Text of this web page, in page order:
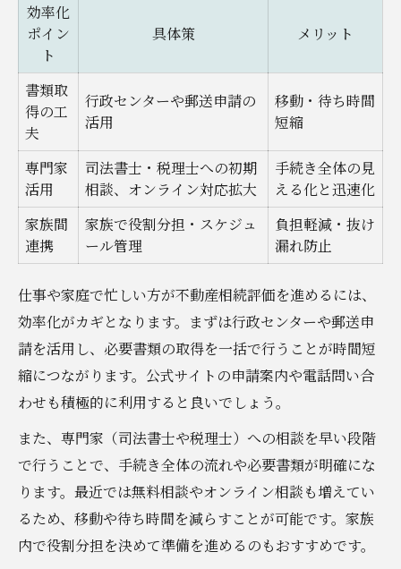
効率化
ポイン
ト
具体策 メリット
書類取
得の工
夫
行政センターや郵送申請の
活用
移動・待ち時間
短縮
専門家
活用
司法書士・税理士への初期
相談、オンライン対応拡大
手続き全体の見
える化と迅速化
家族間
連携
家族で役割分担・スケジュ
ール管理
負担軽減・抜け
漏れ防止
仕事や家庭で忙しい方が不動産相続評価を進めるには、
効率化がカギとなります。まずは行政センターや郵送申
請を活用し、必要書類の取得を一括で行うことが時間短
縮につながります。公式サイトの申請案内や電話問い合
わせも積極的に利用すると良いでしょう。
また、専門家（司法書士や税理士）への相談を早い段階
で行うことで、手続き全体の流れや必要書類が明確にな
ります。最近では無料相談やオンライン相談も増えてい
るため、移動や待ち時間を減らすことが可能です。家族
内で役割分担を決めて準備を進めるのもおすすめです。